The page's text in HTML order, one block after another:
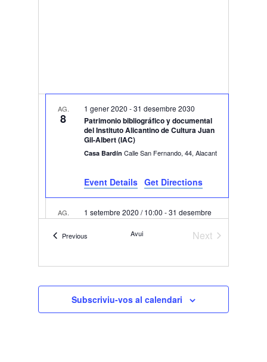
AG.
8
Patrimonio bibliográfico y documental
del Instituto Alicantino de Cultura Juan
Gil-Albert (IAC)
1 gener 2020 -31 desembre 2030
Casa Bardín Calle San Fernando, 44, Alacant
Event Details Get Directions
AG.
8
EXPOSICIÓN PERMANENTE MARQ
1 setembre 2020 / 10:00 -31 desembre
2030 / 19:00
8
Yacimiento La Illeta dels Banyets
/ 17:30
Illeta dels BanyetsCampello
Previous EsdevenimentsAvui
Next
Subscriviu-vos al calendari